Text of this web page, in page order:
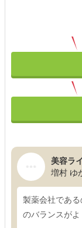
美容ラ
増村 ゆ
製薬会社であ
のバランスがよ